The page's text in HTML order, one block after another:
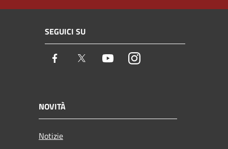
SEGUICI SU
Facebook Twitter YoutubeInstagram
NOVITÀ
Notizie